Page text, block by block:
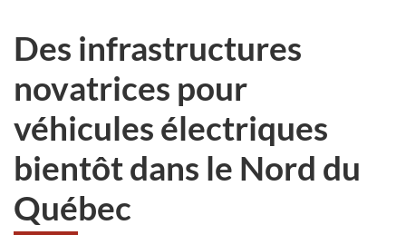
ici :
Des infrastructures
novatrices pour
véhicules électriques
bientôt dans le Nord du
Québec